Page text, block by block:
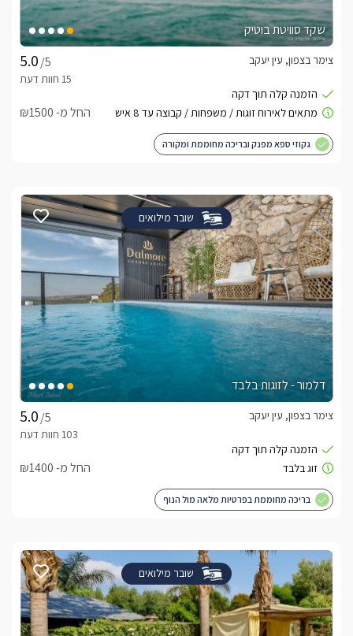
שקד סוויטת בוטיק
/5
צימר בצפון, עין יעקב
החל מ- ₪1500
גקוזי ספא מפנק ובריכה מחוממת ומקורה
שובר מילואים
דלמור - לזוגות בלבד
/5
צימר בצפון, עין יעקב
החל מ- ₪1400
בריכה מחוממת בפרטיות מלאה מול הנוף
שובר מילואים